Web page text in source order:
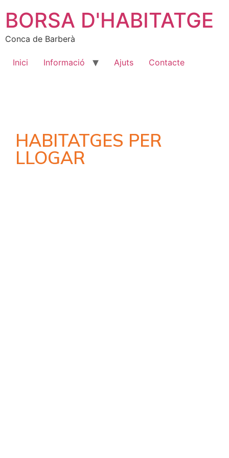
BORSA D'HABITATGE
Conca de Barberà
Inici Informació Ajuts Contacte
HABITATGES PER
LLOGAR